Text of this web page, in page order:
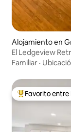
Alojamiento en
El Ledgeview
Familiar ·
Favorito entre
Favorito entre